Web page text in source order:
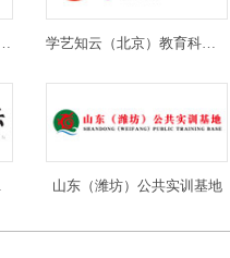
教育科技有限公司 学艺知云（北京）教育科技有限公司
山东（潍坊）公共实训基地